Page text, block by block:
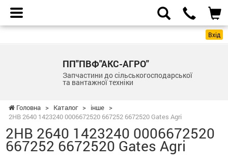
Вхід
ПП"ПВФ"АКС-АГРО"
Запчастини до сільськогосподарської
та вантажної техніки
Головна > Каталог > інше >
2HB 2640 1423240 0006672520 667252 6672520 Gates Agri
2HB 2640 1423240 0006672520
667252 6672520 Gates Agri